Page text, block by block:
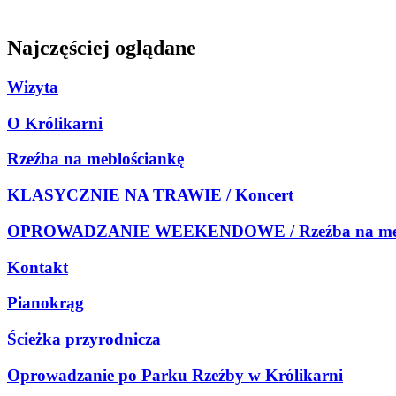
Najczęściej oglądane
Wizyta
O Królikarni
Rzeźba na meblościankę
KLASYCZNIE NA TRAWIE / Koncert
OPROWADZANIE WEEKENDOWE / Rzeźba na
Kontakt
Pianokrąg
Ścieżka przyrodnicza
Oprowadzanie po Parku Rzeźby w Królikarni